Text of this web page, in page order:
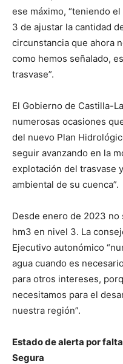
ese máximo, “teniendo
3 de ajustar la cantidad
circunstancia que ahora
como hemos señalado,
trasvase”.
El Gobierno de Castilla-
numerosas ocasiones
del nuevo Plan
seguir avanzando en la
explotación del trasvase
ambiental de su cuenca”.
Desde enero de 2023 no
hm3 en nivel 3. La
Ejecutivo autonómico
agua cuando es
para otros intereses,
necesitamos para el
nuestra región”.
Estado de alerta por
Segura